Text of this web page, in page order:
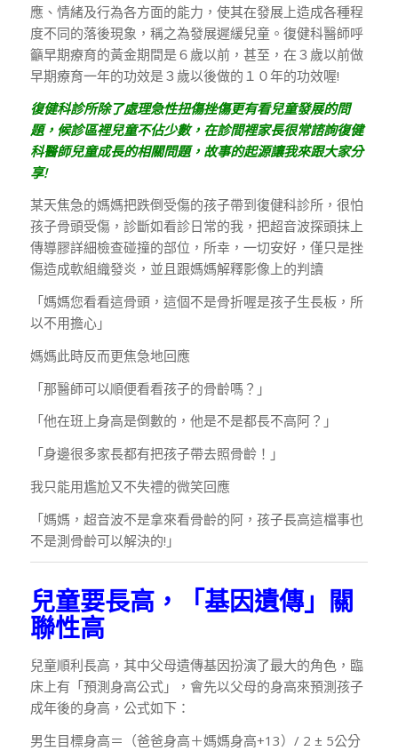
應、情緒及行為各方面的能力，使其在發展上造成各種程
度不同的落後現象，稱之為發展遲緩兒童。復健科醫師呼
籲早期療育的黃金期間是６歲以前，甚至，在３歲以前做
早期療育一年的功效是３歲以後做的１０年的功效喔!
復健科診所除了處理急性扭傷挫傷更有看兒童發展的問
題，候診區裡兒童不佔少數，在診間裡家長很常諮詢復健
科醫師兒童成長的相關問題，故事的起源讓我來跟大家分
享!
某天焦急的媽媽把跌倒受傷的孩子帶到復健科診所，很怕
孩子骨頭受傷，診斷如看診日常的我，把超音波探頭抹上
傳導膠詳細檢查碰撞的部位，所幸，一切安好，僅只是挫
傷造成軟組織發炎，並且跟媽媽解釋影像上的判讀
「媽媽您看看這骨頭，這個不是骨折喔是孩子生長板，所
以不用擔心」
媽媽此時反而更焦急地回應
「那醫師可以順便看看孩子的骨齡嗎？」
「他在班上身高是倒數的，他是不是都長不高阿？」
「身邊很多家長都有把孩子帶去照骨齡！」
我只能用尷尬又不失禮的微笑回應
「媽媽，超音波不是拿來看骨齡的阿，孩子長高這檔事也
不是測骨齡可以解決的!」
兒童要長高，「基因遺傳」關
聯性高
兒童順利長高，其中父母遺傳基因扮演了最大的角色，臨
床上有「預測身高公式」，會先以父母的身高來預測孩子
成年後的身高，公式如下：
男生目標身高＝（爸爸身高＋媽媽身高+13）/ 2 ± 5公分